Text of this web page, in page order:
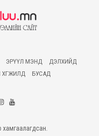
ЭРҮҮЛ МЭНД
ДЭЛХИЙД
БУСАД
хамгаалагдсан.